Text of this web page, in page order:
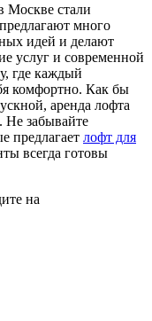
Москве стали
много
идей и делают
услуг и современной
где каждый
комфортно. Как бы
аренда лофта
Не забывайте
предлагает лофт для
всегда готовы
на